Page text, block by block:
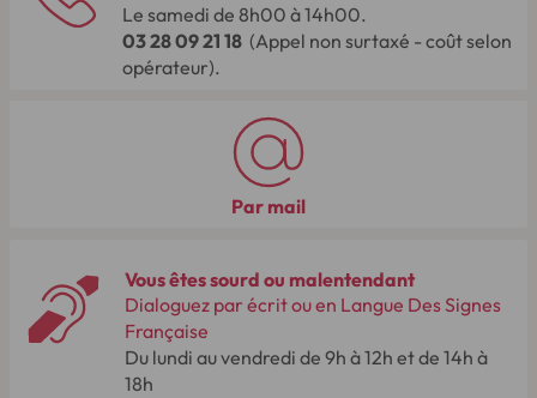
Le samedi de 8h00 à 14h00.
03 28 09 21 18 (Appel non surtaxé - coût selon
opérateur).
Par mail
Vous êtes sourd ou malentendant
Dialoguez par écrit ou en Langue Des Signes
Française
Du lundi au vendredi de 9h à 12h et de 14h à
18h